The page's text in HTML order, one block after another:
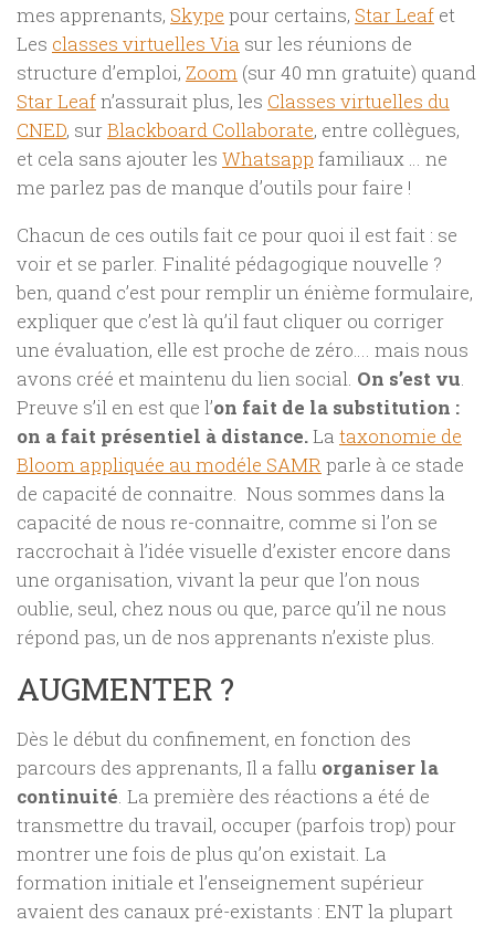
mes apprenants, Skype pour certains, Star Leaf et
Les classes virtuelles Via sur les réunions de
structure d’emploi, Zoom (sur 40 mn gratuite) quand
Star Leafn’assurait plus, les Classes virtuelles du
CNED, surBlackboard Collaborate, entre collègues,
et cela sans ajouter les Whatsapp familiaux … ne
me parlez pas de manque d’outils pour faire !
Chacun de ces outils fait ce pour quoi il est fait : se
voir et se parler. Finalité pédagogique nouvelle ?
ben, quand c’est pour remplir un énième formulaire,
expliquer que c’est là qu’il faut cliquer ou corriger
une évaluation, elle est proche de zéro…. mais nous
avons créé et maintenu du lien social. On s’est vu
Preuve s’il en est que l’on fait de la substitution :
on a fait présentiel à distance.La taxonomie de
Bloom appliquée au modéle SAMR parle à ce stade
de capacité de connaitre. Nous sommes dans la
capacité de nous re-connaitre, comme si l’on se
raccrochait à l’idée visuelle d’exister encore dans
une organisation, vivant la peur que l’on nous
oublie, seul, chez nous ou que, parce qu’il ne nous
répond pas, un de nos apprenants n’existe plus.
AUGMENTER ?
Dès le début du confinement, en fonction des
parcours des apprenants, Il a fallu organiser la
continuité. La première des réactions a été de
transmettre du travail, occuper (parfois trop) pour
montrer une fois de plus qu’on existait. La
formation initiale et l’enseignement supérieur
avaient des canaux pré-existants : ENT la plupart